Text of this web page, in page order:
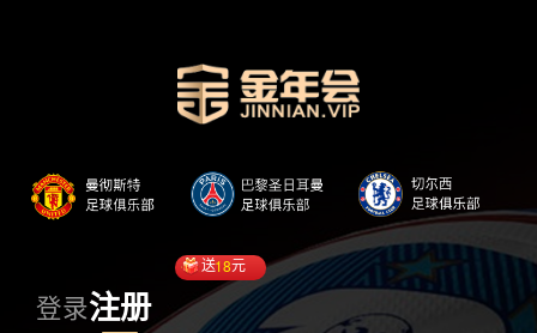
登录注册
送18元